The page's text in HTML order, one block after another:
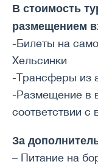
В стоимость
размещением
-Билеты на
Хельсинки
-Трансферы из
-Размещение в
соответствии с
За
– Питание на